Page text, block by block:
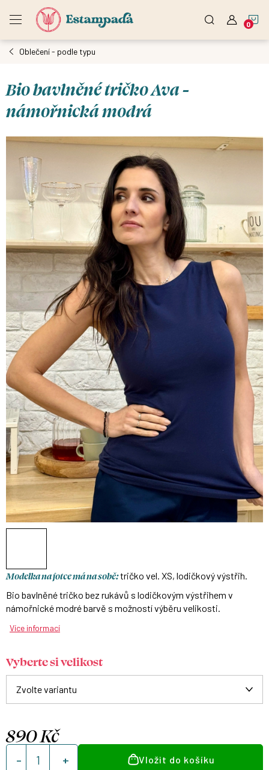
Oblečení - podle typu
Bio bavlněné tričko Ava -
námořnická modrá
Modelka na fotce má na sobě:tričko vel. XS, lodičkový výstřih.
Bio bavlněné tričko bez rukávů s lodičkovým výstřihem v
námořnické modré barvě s možností výběru velikosti.
Více informací
Vyberte si velikost
890 Kč
Měrná
cena:
Vložit do košíku